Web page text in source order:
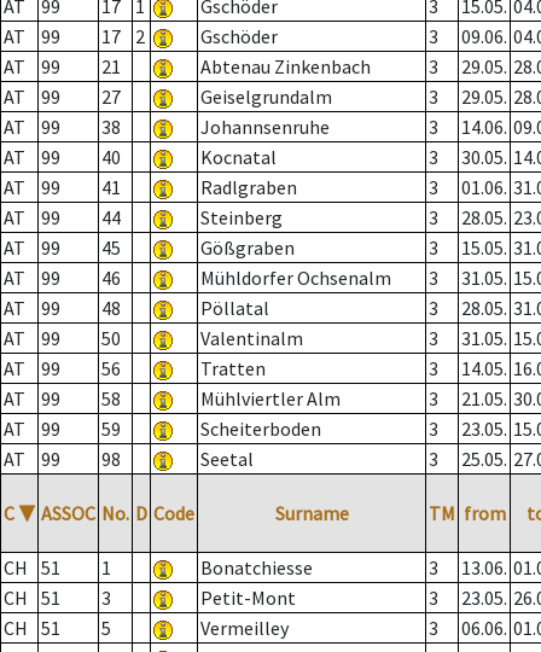
AT
99 17 1 Gschöder 3 15.05.
AT
99 17 2 Gschöder 3 09.06.
AT
99 21 Abtenau Zinkenbach 3 29.05.
AT
99 27 Geiselgrundalm 3 29.05.
AT
99 38 Johannsenruhe 3 14.06.
AT
99 40 Kocnatal 3 30.05.
AT
99 41 Radlgraben 3 01.06.
AT
99 44 Steinberg 3 28.05.
AT
99 45 Gößgraben 3 15.05.
AT
99 46 Mühldorfer Ochsenalm 3 31.05.
AT
99 48 Pöllatal 3 28.05.
AT
99 50 Valentinalm 3 31.05.
AT
99 56 Tratten 3 14.05.
AT
99 58 Mühlviertler Alm 3 21.05.
AT
99 59 Scheiterboden 3 23.05.
AT
99 98 Seetal 3 25.05.
C ▼ ASSOC No. D Code Surname TM from
CH 51 1 Bonatchiesse 3 13.06.
CH
51 3 Petit-Mont 3 23.05.
CH
51 5 Vermeilley 3 06.06.